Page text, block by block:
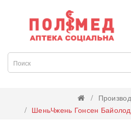
ШеньЧжень Гонсен